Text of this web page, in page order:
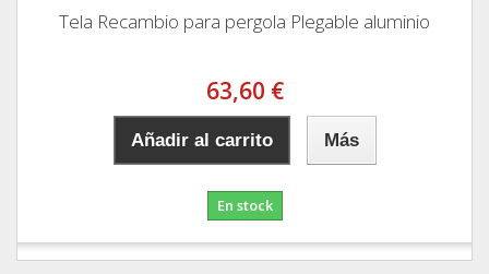
Tela Recambio para pergola Plegable aluminio
63,60 €
Añadir al carrito Más
En stock